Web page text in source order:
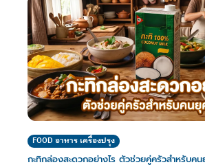
FOOD อาหาร เครื่องปรุง
กะทิกล่องสะดวกอย่างไร ตัวช่วยคู่ครัวสำหรับคน